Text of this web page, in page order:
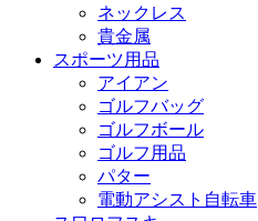
ネックレス
貴金属
スポーツ用品
アイアン
ゴルフバッグ
ゴルフボール
ゴルフ用品
パター
電動アシスト自転車